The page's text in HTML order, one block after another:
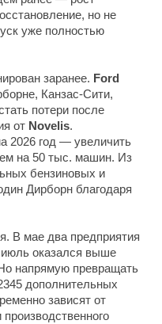
но не
уже полностью
заранее. Ford
Канзас-Сити,
потери после
от Novelis.
2026 год — увеличить
на 50 тыс. машин. Из
бензиновых и
Дирборн благодаря
В мае два предприятия
июль оказался выше
напрямую превращать
дополнительных
зависят от